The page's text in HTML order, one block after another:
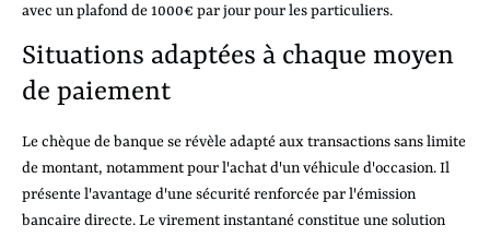
avec un plafond de 1000€ par jour pour les particuliers.
Situations adaptées à chaque moyen
de paiement
Le chèque de banque se révèle adapté aux transactions sans limite
de montant, notamment pour l'achat d'un véhicule d'occasion. Il
présente l'avantage d'une sécurité renforcée par l'émission
bancaire directe. Le virement instantané constitue une solution